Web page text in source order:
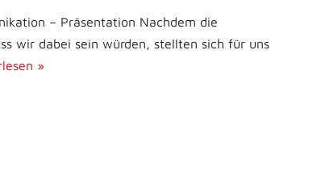
– Präsentation Nachdem die
wir dabei sein würden, stellten sich für uns
»